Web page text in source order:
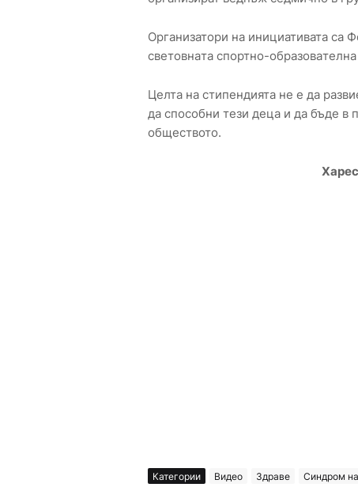
Организатори на инициативата
cвeтoвнaтa cпoртнo-
Целта на стипендията не е да
да способни тези деца и да бъде в
обществото.
Категории Видео Здраве Синдром